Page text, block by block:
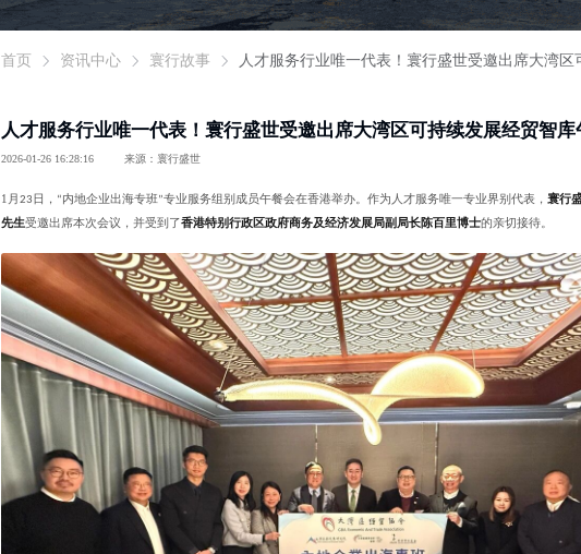
首页 资讯中心 寰行故事 人才服务行业唯一代表！寰行盛世受邀出席大湾区
人才服务行业唯一代表！寰行盛世受邀出席大湾区可持续发展经贸智库
2026-01-26 16:28:16 来源：寰行盛世
1 月23日， “内地企业出海专班”专业服务组别成员午餐会在香港举办。作为人才服务唯一专业界别代表， 寰行
先生受邀出席本次会议，并受到了香港特别行政区政府商务及经济发展局副局长陈百里博士的亲切接待。